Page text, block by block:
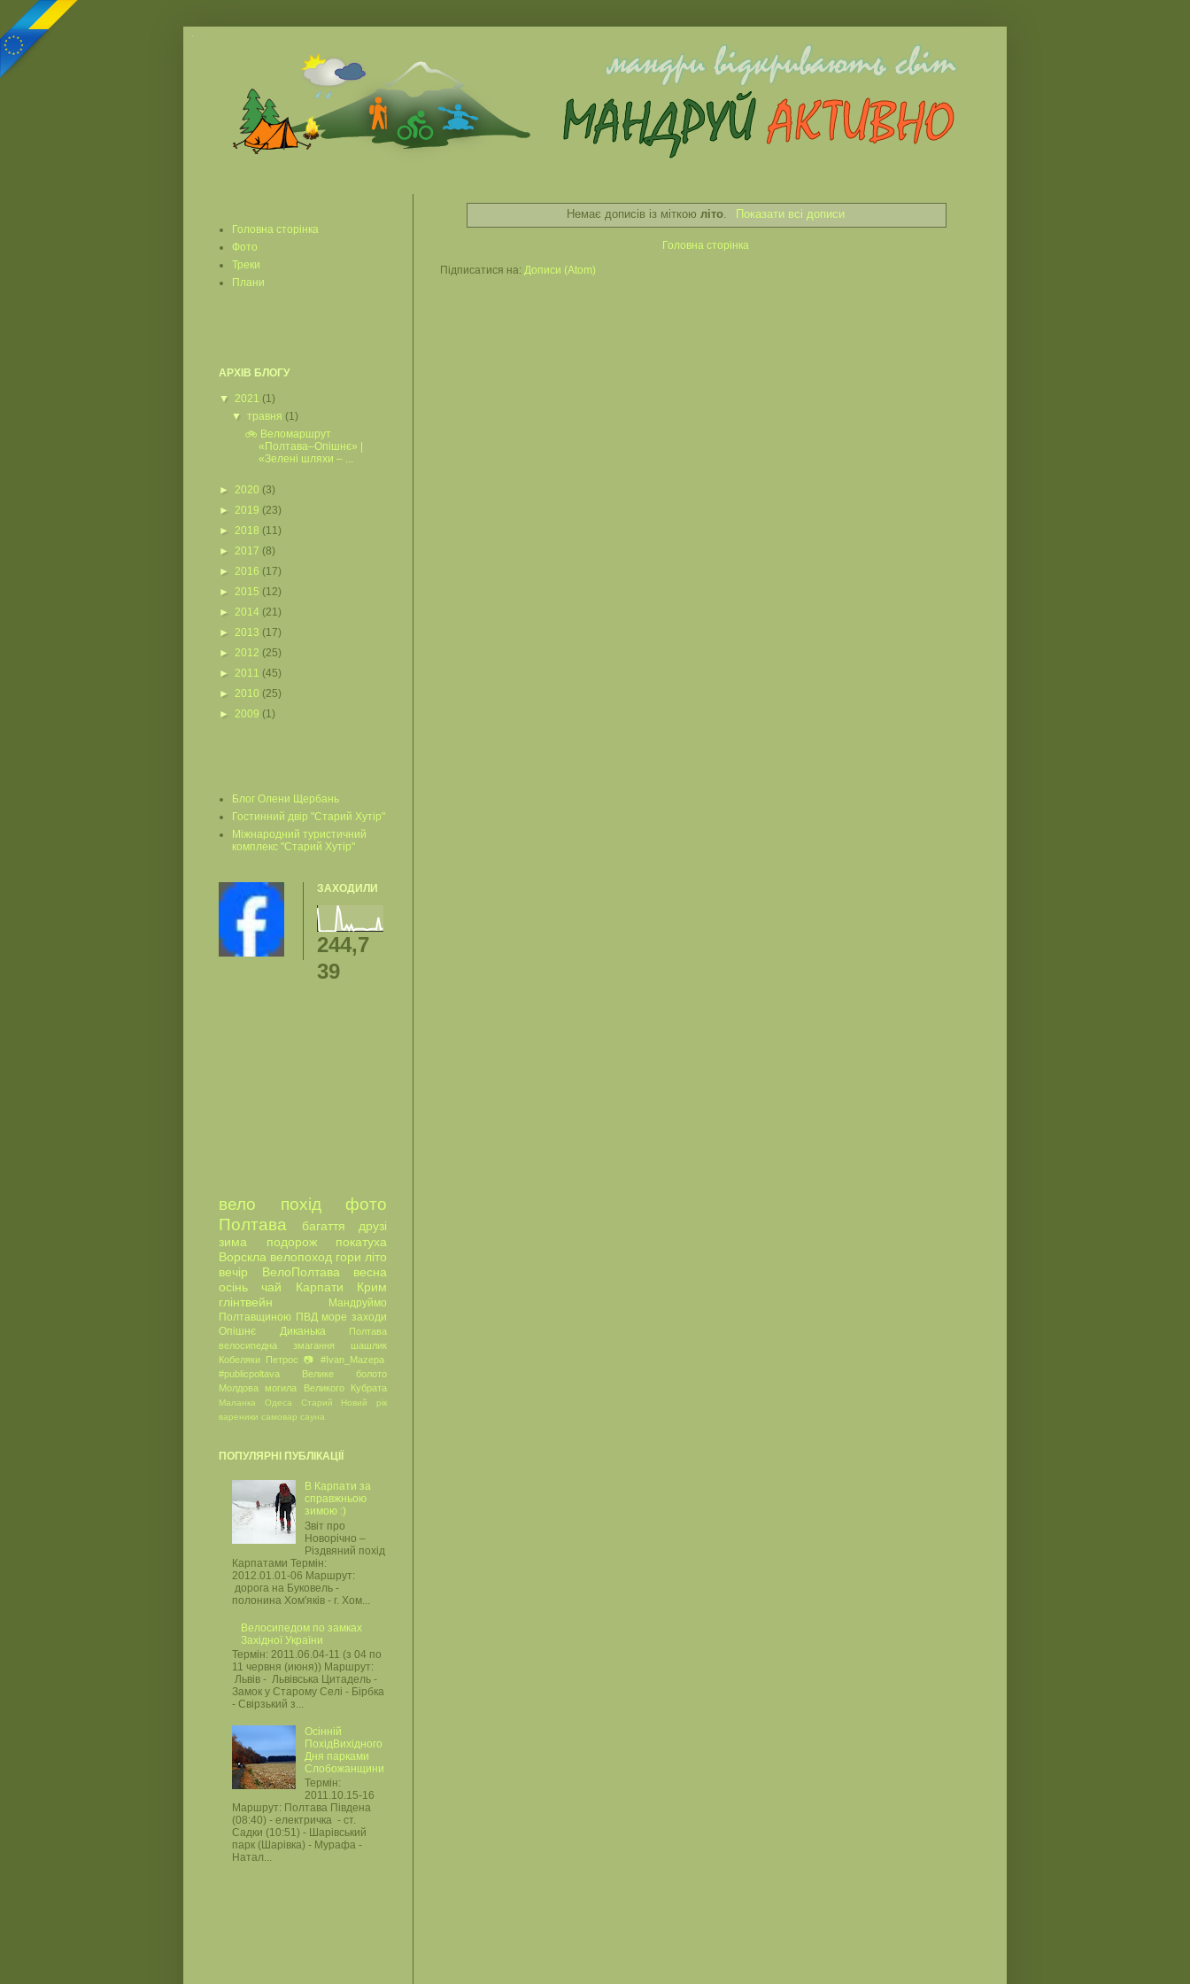
Немає дописів із міткоюліто Показати всі дописи
Головна сторінка
Підписатися на: Дописи (Atom)
Головна сторінка
Фото
Треки
Плани
АРХІВ БЛОГУ
▼ 2021 (1)
▼травня (1)
🚲 Веломаршрут
«Полтава–Опішнє» |
«Зелені шляхи – ...
► 2020 (3)
► 2019 (23)
► 2018 (11)
► 2017 (8)
► 2016 (17)
► 2015 (12)
► 2014 (21)
► 2013 (17)
► 2012 (25)
► 2011 (45)
► 2010 (25)
► 2009 (1)
Блог Олени Щербань
Гостинний двір "Старий Хутір"
Міжнародний туристичний
комплекс "Старий Хутір"
ЗАХОДИЛИ
244,7
39
вело похід
фото
Полтава
багаття
друзі
зима
подорож
покатуха
Ворскла велопоход гори літо
вечір
ВелоПолтава
весна
осінь
чай Карпати
Крим
глінтвейн
Мандруймо
Полтавщиною ПВД море заходи
Опішнє
Диканька
Полтава
велосипедна
змагання
шашлик
Кобеляки
Петрос 📷
#Ivan_Mazepa
#publicpoltava
Велике болото
Молдова
могила Великого Кубрата
Маланка Одеса
Старий Новий рік
вареники самовар сауна
ПОПУЛЯРНІ ПУБЛІКАЦІЇ
В Карпати за
справжньою
зимою :)
Звіт про
Новорічно –
Різдвяний похід
Карпатами Термін:
2012.01.01-06 Маршрут:
дорога на Буковель -
полонина Хом'яків - г. Хом...
Велосипедом по замках
Західної України
Термін: 2011.06.04-11 (з 04 по
11 червня (июня)) Маршрут:
Львів - Львівська Цитадель -
Замок у Старому Селі - Бірбка
- Свірзький з...
Осінній
ПохідВихідного
Дня парками
Слобожанщини
Термін:
2011.10.15-16
Маршрут: Полтава Південа
(08:40) - електричка - ст.
Садки (10:51) - Шарівський
парк (Шарівка) - Мурафа -
Натал...